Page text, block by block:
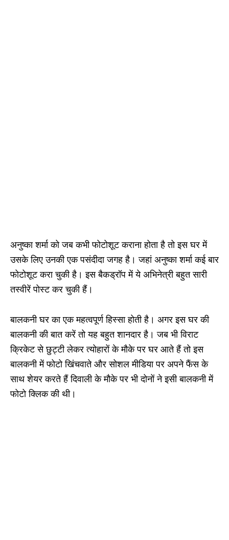
अनुष्का शर्मा को जब कभी फोटोशूट कराना होता है तो इस घर में
उसके लिए उनकी एक पसंदीदा जगह है। जहां अनुष्का शर्मा कई बार
फोटोशूट करा चुकी है। इस बैकड्रॉप में ये अभिनेत्री बहुत सारी
तस्वीरें पोस्ट कर चुकी हैं।
बालकनी घर का एक महत्वपूर्ण हिस्सा होती है। अगर इस घर की
बालकनी की बात करें तो यह बहुत शानदार है। जब भी विराट
क्रिकेट से छुट्टी लेकर त्योहारों के मौके पर घर आते हैं तो इस
बालकनी में फोटो खिंचवाते और सोशल मीडिया पर अपने फैंस के
साथ शेयर करते हैं दिवाली के मौके पर भी दोनों ने इसी बालकनी में
फोटो क्लिक की थी।